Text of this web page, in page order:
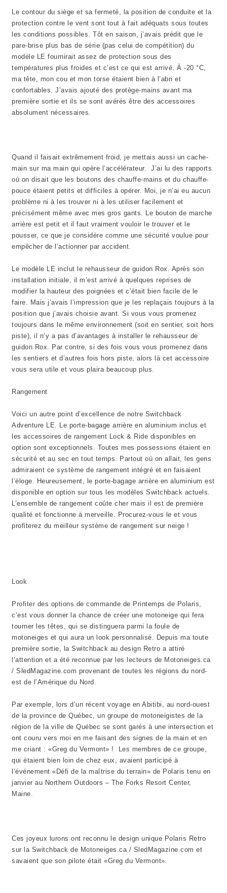
Le contour du siège et sa fermeté, la position de conduite et la
protection contre le vent sont tout à fait adéquats sous toutes
les conditions possibles. Tôt en saison, j’avais prédit que le
pare-brise plus bas de série (pas celui de compétition) du
modèle LE fournirait assez de protection sous des
températures plus froides et c’est ce qui est arrivé. À -20 °C,
ma tête, mon cou et mon torse étaient bien à l’abri et
confortables. J’avais ajouté des protège-mains avant ma
première sortie et ils se sont avérés être des accessoires
absolument nécessaires.
Quand il faisait extrêmement froid, je mettais aussi un cache-
main sur ma main qui opère l’accélérateur. J’ai lu des rapports
où on disait que les boutons des chauffe-mains et du chauffe-
pouce étaient petits et difficiles à opérer. Moi, je n’ai eu aucun
problème ni à les trouver ni à les utiliser facilement et
précisément même avec mes gros gants. Le bouton de marche
arrière est petit et il faut vraiment vouloir le trouver et le
pousser, ce que je considère comme une sécurité voulue pour
empêcher de l’actionner par accident.
Le modèle LE inclut le rehausseur de guidon Rox. Après son
installation initiale, il m’est arrivé à quelques reprises de
modifier la hauteur des poignées et c’était bien facile de le
faire. Mais j’avais l’impression que je les replaçais toujours à la
position que j’avais choisie avant. Si vous vous promenez
toujours dans le même environnement (soit en sentier, soit hors
piste), il n’y a pas d’avantages à installer le rehausseur de
guidon Rox. Par contre, si des fois vous vous promenez dans
les sentiers et d’autres fois hors piste, alors là cet accessoire
vous sera utile et vous plaira beaucoup plus.
Rangement
Voici un autre point d’excellence de notre Switchback
Adventure LE. Le porte-bagage arrière en aluminium inclus et
les accessoires de rangement Lock & Ride disponibles en
option sont exceptionnels. Toutes mes possessions étaient en
sécurité et au sec en tout temps. Partout où on allait, les gens
admiraient ce système de rangement intégré et en faisaient
l’éloge. Heureusement, le porte-bagage arrière en aluminium est
disponible en option sur tous les modèles Switchback actuels.
L’ensemble de rangement coûte cher mais il est de première
qualité et fonctionne à merveille. Procurez-vous le et vous
profiterez du meilleur système de rangement sur neige !
Look
Profiter des options de commande de Printemps de Polaris,
c’est vous donner la chance de créer une motoneige qui fera
tourner les têtes, qui se distinguera parmi la foule de
motoneiges et qui aura un look personnalisé. Depuis ma toute
première sortie, la Switchback au design Retro a attiré
l’attention et a été reconnue par les lecteurs de Motoneiges.ca
/ SledMagazine.com provenant de toutes les régions du nord-
est de l’Amérique du Nord.
Par exemple, lors d’un récent voyage en Abitibi, au nord-ouest
de la province de Québec, un groupe de motoneigistes de la
région de la ville de Québec se sont garés à une intersection et
ont couru vers moi en me faisant des signes de la main et en
me criant : «Greg du Vermont» ! Les membres de ce groupe,
qui étaient bien loin de chez eux, avaient participé à
l’événement «Défi de la maîtrise du terrain» de Polaris tenu en
janvier au Northern Outdoors – The Forks Resort Center,
Maine.
Ces joyeux lurons ont reconnu le design unique Polaris Retro
sur la Switchback de Motoneiges.ca / SledMagazine.com et
savaient que son pilote était «Greg du Vermont».